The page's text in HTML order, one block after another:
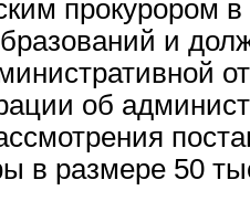
прокурором
и
об
в размере 50